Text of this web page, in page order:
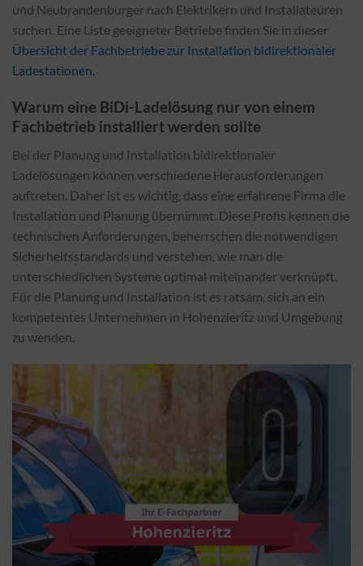
und Neubrandenburger nach Elektrikern und Installateuren
suchen. Eine Liste geeigneter Betriebe finden Sie in dieser
Übersicht der Fachbetriebe zur Installation bidirektionaler
Ladestationen.
Warum eine BiDi-Ladelösung nur von einem
Fachbetrieb installiert werden sollte
Bei der Planung und Installation bidirektionaler
Ladelösungen können verschiedene Herausforderungen
auftreten. Daher ist es wichtig, dass eine erfahrene Firma die
Installation und Planung übernimmt. Diese Profis kennen die
technischen Anforderungen, beherrschen die notwendigen
Sicherheitsstandards und verstehen, wie man die
unterschiedlichen Systeme optimal miteinander verknüpft.
Für die Planung und Installation ist es ratsam, sich an ein
kompetentes Unternehmen in Hohenzieritz und Umgebung
zu wenden.